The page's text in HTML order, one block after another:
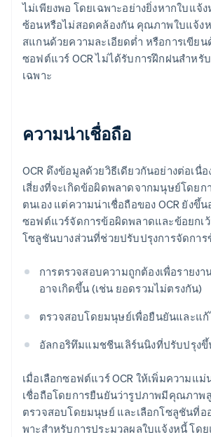
ไม่เพียงพอ โดยเฉพาะอย่างยิ่งหากใบแ
ซ้อนหรือไม่สอดคล้องกัน คุณภาพใบแจ้ง
สแกนด้วยความละเอียดต่ำ หรือการเขีย
ซอฟต์แวร์ OCR ไม่ได้รับการฝึกฝนสําหรั
เฉพาะ
ความน่าเชื่อถือ
OCR ดึงข้อมูลด้วยวิธีเดียวกันอย่างต่อเนื่
เสี่ยงที่จะเกิดข้อผิดพลาดจากมนุษย์โดย
ตนเอง แต่ความน่าเชื่อถือของ OCR ยังขึ้
ซอฟต์แวร์จัดการข้อผิดพลาดและข้อยกเ
โซลูชันบางส่วนที่ช่วยปรับปรุงการจัดกา
การตรวจสอบความถูกต้องเพื่อรายง
อาจเกิดขึ้น (เช่น ยอดรวมไม่ตรงกัน)
ตรวจสอบโดยมนุษย์เพื่อยืนยันและแ
อัลกอริทึมแมชชีนเลิร์นนิงที่ปรับปรุงขึ้
เมื่อเลือกซอฟต์แวร์ OCR ให้เพิ่มความแ
เชื่อถือโดยการยืนยันว่ารูปภาพมีคุณภาพ
ตรวจสอบโดยมนุษย์ และเลือกโซลูชันที่อ
พาะสําหรับการประมวลผลใบแจ้งหนี้ โด